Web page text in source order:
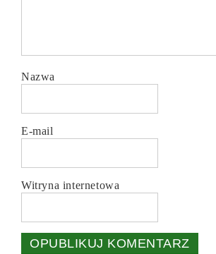
Nazwa
E-mail
Witryna internetowa